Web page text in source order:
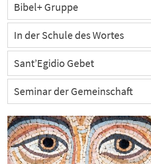
Bibel+ Gruppe
In der Schule des Wortes
Sant’Egidio Gebet
Seminar der Gemeinschaft